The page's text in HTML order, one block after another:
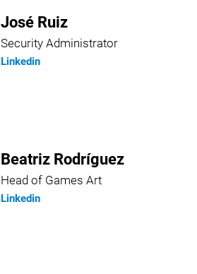
José Ruiz
Security Administrator
Linkedin
Beatriz Rodríguez
Head of Games Art
Linkedin